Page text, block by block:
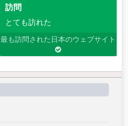
訪問
とても訪れた
最も訪問された日本のウェブサイト